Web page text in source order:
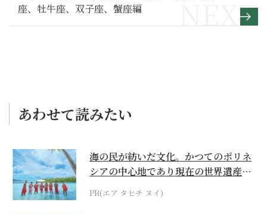
座、牡牛座、双子座、蟹座編
あわせて読みたい
海の民が紡いだ文化。かつてのポリネ
シアの中心地であり現在の世界遺産か
らみえてくる...
PR(エア タヒチ ヌイ)